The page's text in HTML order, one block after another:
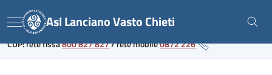
to
content
Link al portale sanitario regionale
Menu Asl Lanciano Vasto Chieti
CUP: rete fissa800 827 827/rete mobile0872 226